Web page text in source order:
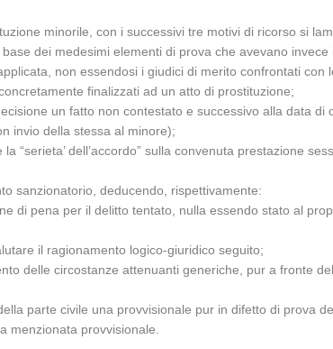
minorile, con i successivi tre motivi di ricorso si
dei medesimi elementi di prova che avevano
non essendosi i giudici di merito confrontati con
finalizzati ad un atto di prostituzione;
un fatto non contestato e successivo alla data
invio della stessa al minore);
“serieta’ dell’accordo” sulla convenuta prestazione
sanzionatorio, deducendo, rispettivamente:
di pena per il delitto tentato, nulla essendo stato al
il ragionamento logico-giuridico seguito;
delle circostanze attenuanti generiche, pur a fronte
parte civile una provvisionale pur in difetto di prova
menzionata provvisionale.